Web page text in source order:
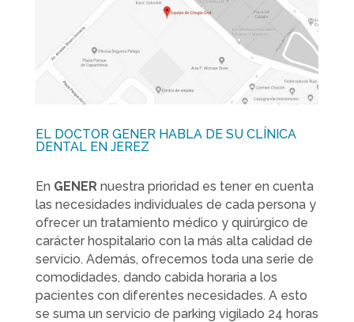
EL DOCTOR GENER HABLA DE SU CLÍNICA
DENTAL EN JEREZ
En GENER nuestra prioridad es tener en cuenta
las necesidades individuales de cada persona y
ofrecer un tratamiento médico y quirúrgico de
carácter hospitalario con la más alta calidad de
servicio. Además, ofrecemos toda una serie de
comodidades, dando cabida horaria a los
pacientes con diferentes necesidades. A esto
se suma un servicio de parking vigilado 24 horas